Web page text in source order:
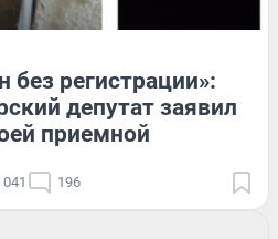
без регистрации»:
депутат заявил
приемной
041 196